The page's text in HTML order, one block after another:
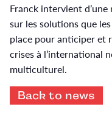
Franck intervient
sur les solutions que
place pour anticiper et
crises à l’international
multiculturel.
Back to news